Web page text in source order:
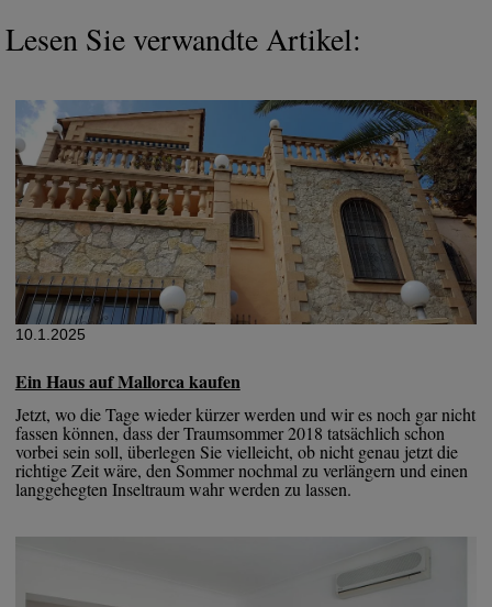
Lesen Sie verwandte Artikel:
10.1.2025
Ein Haus auf Mallorca kaufen
Jetzt, wo die Tage wieder kürzer werden und wir es noch gar nicht
fassen können, dass der Traumsommer 2018 tatsächlich schon
vorbei sein soll, überlegen Sie vielleicht, ob nicht genau jetzt die
richtige Zeit wäre, den Sommer nochmal zu verlängern und einen
langgehegten Inseltraum wahr werden zu lassen.